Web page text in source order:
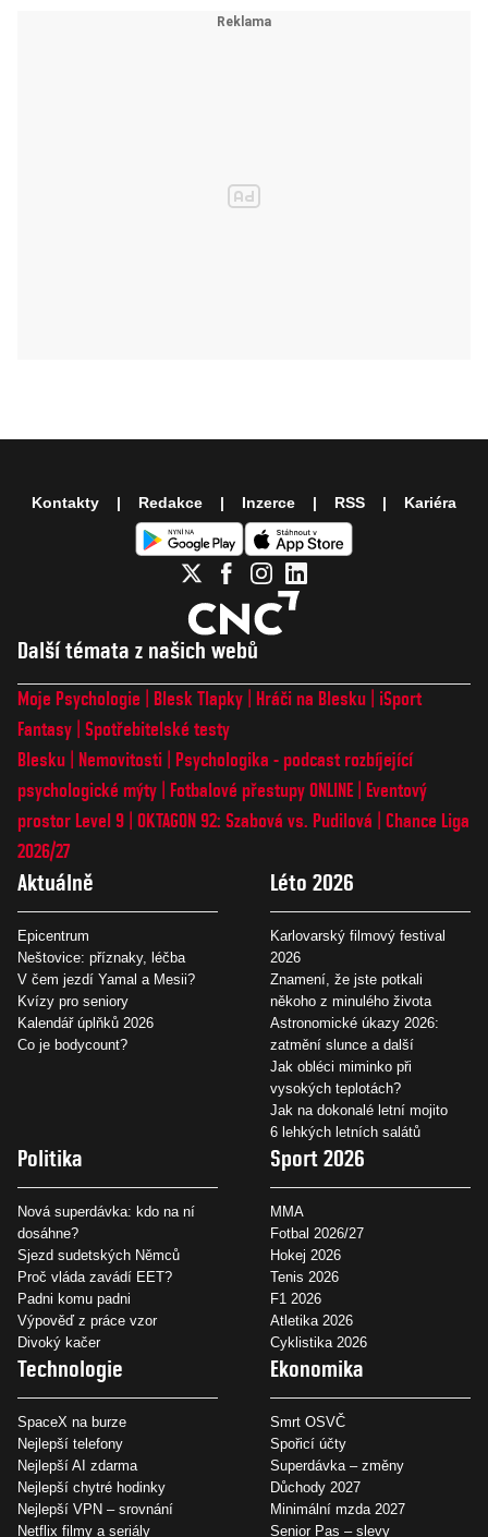
Další témata z našich webů
Moje Psychologie Blesk Tlapky Hráči na Blesku
iSport
Fantasy Spotřebitelské testy
Blesku
Nemovitosti
Psychologika - podcast rozbíjející
psychologické mýty
Fotbalové přestupy ONLINE
Eventový
prostor Level 9 OKTAGON 92: Szabová vs. Pudilová
Chance Liga
2026/27
Aktuálně
Epicentrum
Neštovice: příznaky, léčba
V čem jezdí Yamal a Mesii?
Kvízy pro seniory
Kalendář úplňků 2026
Co je bodycount?
Léto 2026
Karlovarský filmový festival
2026
Znamení, že jste potkali
někoho z minulého života
Astronomické úkazy 2026:
zatmění slunce a další
Jak obléci miminko při
vysokých teplotách?
Jak na dokonalé letní mojito
6 lehkých letních salátů
Politika
Nová superdávka: kdo na ní
dosáhne?
Sjezd sudetských Němců
Proč vláda zavádí EET?
Padni komu padni
Výpověď z práce vzor
Divoký kačer
Sport 2026
MMA
Fotbal 2026/27
Hokej 2026
Tenis 2026
F1 2026
Atletika 2026
Cyklistika 2026
Technologie
SpaceX na burze
Nejlepší telefony
Nejlepší AI zdarma
Nejlepší chytré hodinky
Nejlepší VPN – srovnání
Netflix filmy a seriály
Ekonomika
Smrt OSVČ
Spořicí účty
Superdávka – změny
Důchody 2027
Minimální mzda 2027
Senior Pas – slevy
Kontakty Redakce Inzerce RSS Kariéra